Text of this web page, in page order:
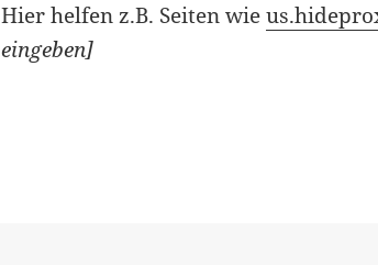
Hier helfen z.B. Seiten wie
eingeben]